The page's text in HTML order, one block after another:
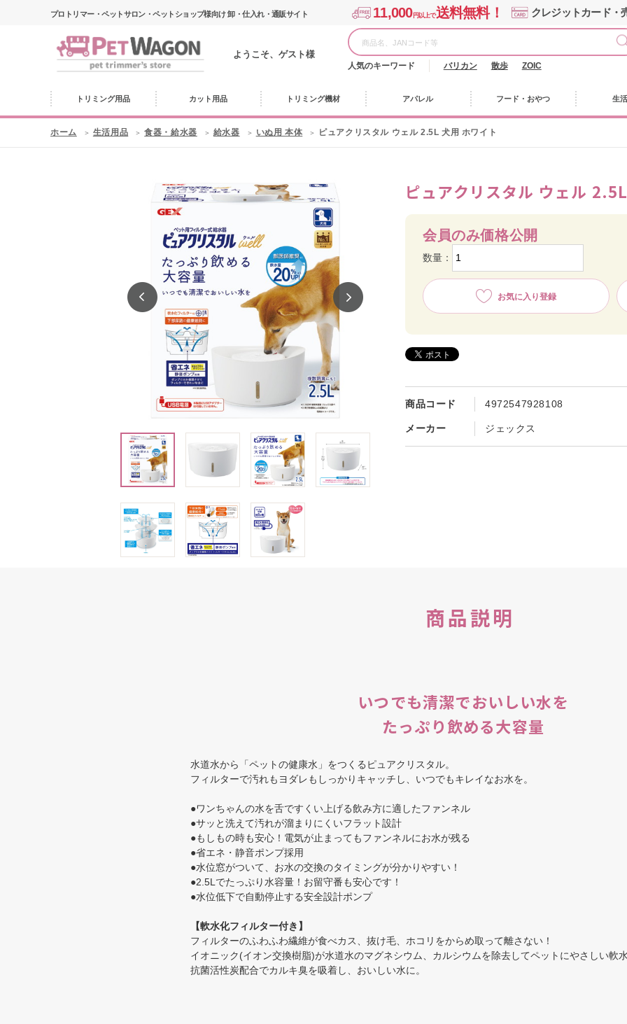
プロトリマー・ペットサロン・ペットショップ様向け 卸・仕入れ・通販サイト 11,000円以上で送料無料！ クレジットカード・
ようこそ、ゲスト様
人気のキーワード バリカン 散歩 ZOIC
トリミング用品 カット用品 トリミング機材 アパレル フード・おやつ 生
ホーム 生活用品 食器・給水器 給水器 いぬ用 本体 ピュアクリスタル ウェル 2.5L 犬用 ホワイト
ピュアクリスタル ウェル
商品コード 4972547928108
メーカー ジェックス
会員のみ価格公開
数量：
お気に入り登録
商品説明
いつでも清潔でおいしい水を
たっぷり飲める大容量
水道水から「ペットの健康水」をつくるピュアクリスタル。
フィルターで汚れもヨダレもしっかりキャッチし、いつでもキレイなお水を。
●ワンちゃんの水を舌ですくい上げる飲み方に適したファンネル
●サッと洗えて汚れが溜まりにくいフラット設計
●もしもの時も安心！電気が止まってもファンネルにお水が残る
●省エネ・静音ポンプ採用
●水位窓がついて、お水の交換のタイミングが分かりやすい！
●2.5Lでたっぷり水容量！お留守番も安心です！
●水位低下で自動停止する安全設計ポンプ
【軟水化フィルター付き】
フィルターのふわふわ繊維が食べカス、抜け毛、ホコリをからめ取って離さない！
イオニック(イオン交換樹脂)が水道水のマグネシウム、カルシウムを除去してペットにやさしい軟
抗菌活性炭配合でカルキ臭を吸着し、おいしい水に。